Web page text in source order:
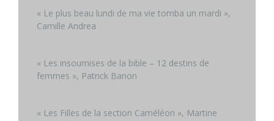
« Le plus beau lundi de ma vie tomba un mardi »,
Camille Andrea
« Les insoumises de la bible – 12 destins de
femmes », Patrick Banon
« Les Filles de la section Caméléon », Martine